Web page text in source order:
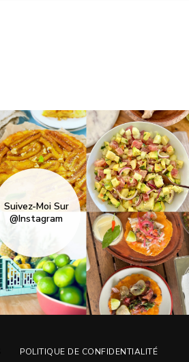
Suivez-Moi Sur
@Instagram
POLITIQUE DE CONFIDENTIALITÉ